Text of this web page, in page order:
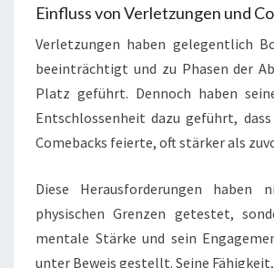
Einfluss von Verletzungen und
Verletzungen haben gelegentlich
beeinträchtigt und zu Phasen der
Platz geführt. Dennoch haben
Entschlossenheit dazu geführt,
Comebacks feierte, oft stärker als
Diese Herausforderungen haben
physischen Grenzen getestet,
mentale Stärke und sein
unter Beweis gestellt. Seine